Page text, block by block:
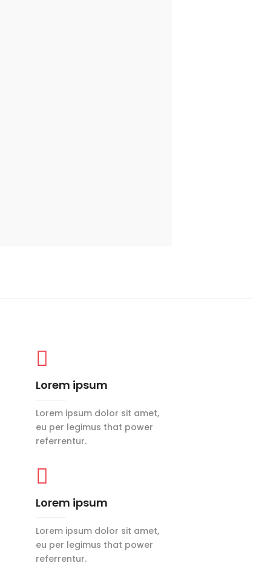

Lorem ipsum
Lorem ipsum dolor sit amet,
eu per legimus that power
referrentur.

Lorem ipsum
Lorem ipsum dolor sit amet,
eu per legimus that power
referrentur.